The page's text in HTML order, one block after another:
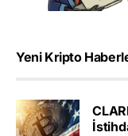
Yeni Kripto